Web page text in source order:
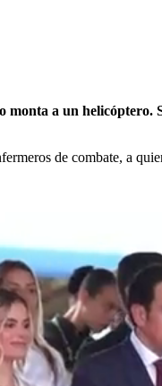
monta a un helicóptero.
de combate, a